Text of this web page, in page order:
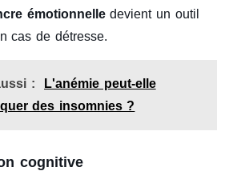
émotionnelledevient un outil
cas de détresse.
:
L'anémie peut-elle
des insomnies ?
cognitive